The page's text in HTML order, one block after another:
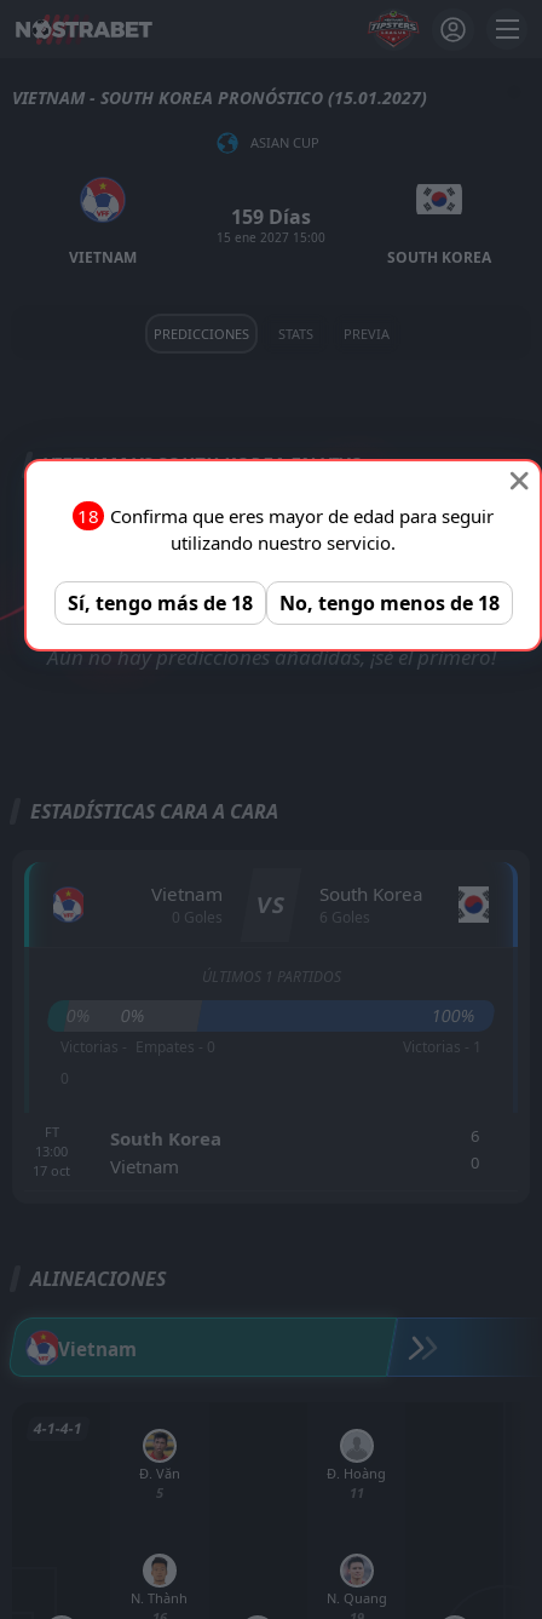
VIETNAM - SOUTH KOREA PRONÓSTICO (15.01.2027)
ASIAN CUP
VIETNAM
159 Días
15 ene 2027 15:00
SOUTH KOREA
PREDICCIONES STATS PREVIA
VIETNAM VS SOUTH KOREA EN VIVO
TRANSMISIÓN EN VIVO
VERIFICADA Y LEGAL!
REGISTRAR
Aún no hay predicciones añadidas, ¡sé el primero!
ESTADÍSTICAS CARA A CARA
Vietnam
0 Goles VS South Korea
6 Goles
ÚLTIMOS 1 PARTIDOS
0% 0% 100%
Victorias -
0
Empates - 0 Victorias - 1
FT
13:00
17 oct
South Korea
Vietnam
6
0
ALINEACIONES
Vietnam
4-1-4-1
N. Thành
Đ. Văn
5
N. Quang
Đ. Hoàng
11
18 Confirma que eres mayor de edad para seguir
utilizando nuestro servicio.
Sí, tengo más de 18 No, tengo menos de 18